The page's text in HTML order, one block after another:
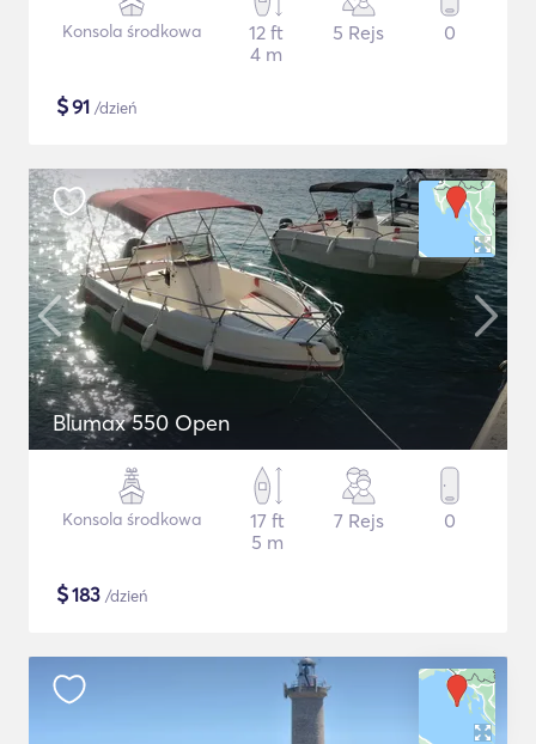
Konsola środkowa
12 ft
4 m
5 Rejs 0
$91 /dzień
Blumax 550 Open
Konsola środkowa
17 ft
5 m
7 Rejs 0
$183 /dzień